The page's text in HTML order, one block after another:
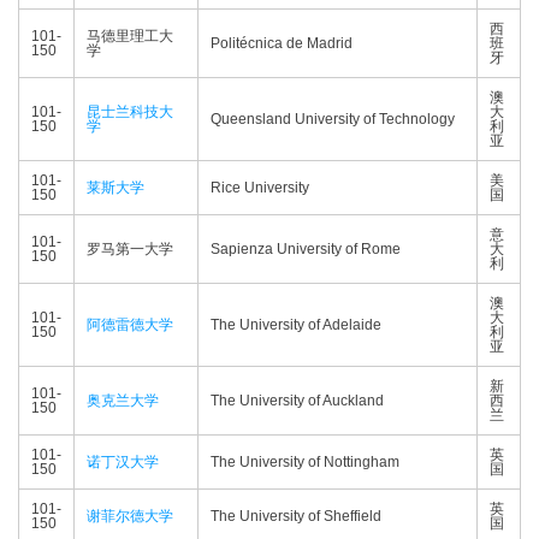
101-
150
马德里理工大
学
Politécnica de Madrid
西
班
牙
101-
150
昆士兰科技大
学
Queensland University of Technology
澳
大
利
亚
101-
150
莱斯大学 Rice University
美
国
101-
150
罗马第一大学 Sapienza University of Rome
意
大
利
101-
150
阿德雷德大学 The University of Adelaide
澳
大
利
亚
101-
150
奥克兰大学 The University of Auckland
新
西
兰
101-
150
诺丁汉大学 The University of Nottingham
英
国
101-
150
谢菲尔德大学 The University of Sheffield
英
国